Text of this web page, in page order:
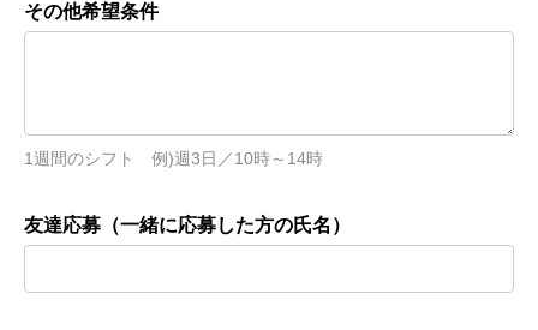
その他希望条件
1週間のシフト　例)週3日／10時～14時
友達応募（一緒に応募した方の氏名）